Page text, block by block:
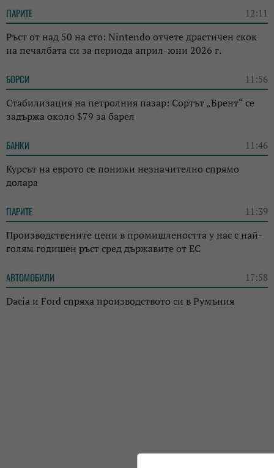
ПАРИТЕ 12:11
Ръст от над 50 на сто: Nintendo отчете драстичен скок
на печалбата си за периода април-юни 2026 г.
БОРСИ 11:56
Стабилизация на петролния пазар: Сортът „Брент“ се
задържа около $79 за барел
БАНКИ 11:46
Курсът на еврото се понижи незначително спрямо
долара
ПАРИТЕ 11:39
Производствените цени в промишлеността у нас с най-
голям годишен ръст сред държавите от ЕС
АВТОМОБИЛИ 17:58
Dacia и Ford спряха производството си в Румъния